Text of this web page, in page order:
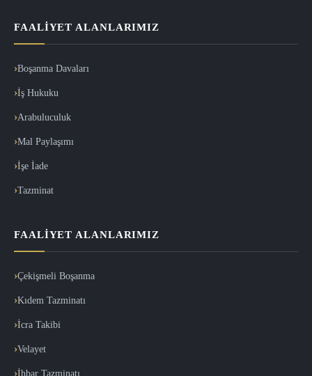
FAALIYET ALANLARIMIZ
Boşanma Davaları
İş Hukuku
Arabuluculuk
Mal Paylaşımı
İşe İade
Tazminat
FAALIYET ALANLARIMIZ
Çekişmeli Boşanma
Kıdem Tazminatı
İcra Takibi
Velayet
İhbar Tazminatı